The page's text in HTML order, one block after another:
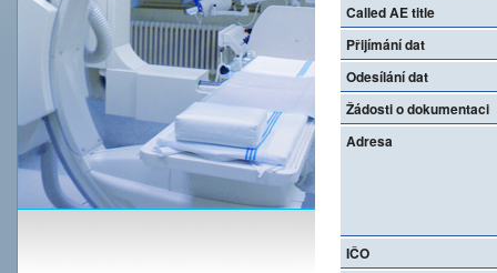
Called AE title
Přijímání dat
Odesílání dat
Žádosti o dokumentaci
Adresa
IČO